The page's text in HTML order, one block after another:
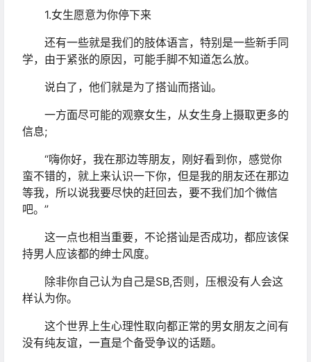
1.女生愿意为你停下来
还有一些就是我们的肢体语言，特别是一些新手同
学，由于紧张的原因，可能手脚不知道怎么放。
说白了，他们就是为了搭讪而搭讪。
一方面尽可能的观察女生，从女生身上摄取更多的
信息;
“嗨你好，我在那边等朋友，刚好看到你，感觉你
蛮不错的，就上来认识一下你，但是我的朋友还在那边
等我，所以说我要尽快的赶回去，要不我们加个微信
吧。”
这一点也相当重要，不论搭讪是否成功，都应该保
持男人应该都的绅士风度。
除非你自己认为自己是SB,否则，压根没有人会这
样认为你。
这个世界上生心理性取向都正常的男女朋友之间有
没有纯友谊，一直是个备受争议的话题。